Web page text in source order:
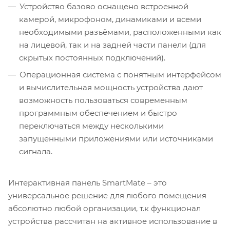
Устройство базово оснащено встроенной
камерой, микрофоном, динамиками и всеми
необходимыми разъёмами, расположенными как
на лицевой, так и на задней части панели (для
скрытых постоянных подключений).
Операционная система с понятным интерфейсом
и вычислительная мощность устройства дают
возможность пользоваться современным
программным обеспечением и быстро
переключаться между несколькими
запущенными приложениями или источниками
сигнала.
Интерактивная панель SmartMate – это
универсальное решение для любого помещения
абсолютно любой организации, т.к функционал
устройства рассчитан на активное использование в